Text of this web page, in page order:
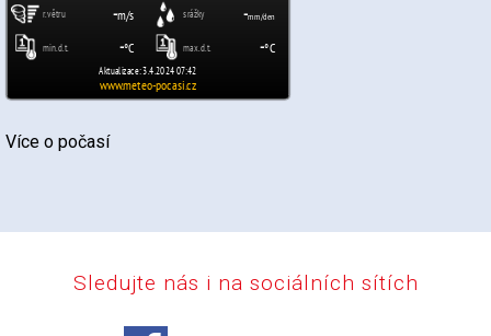
Více o počasí
Sledujte nás i na sociálních sítích